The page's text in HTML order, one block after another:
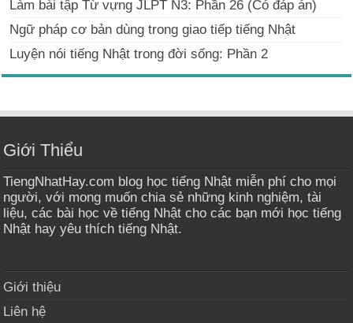
Làm bài tập Từ vựng JLPT N3: Phần 26 (Có đáp án)
Ngữ pháp cơ bản dùng trong giao tiếp tiếng Nhật
Luyện nói tiếng Nhật trong đời sống: Phần 2
Giới Thiểu
TiengNhatHay.com blog học tiếng Nhật miễn phí cho mọi
người, với mong muốn chia sẻ những kinh nghiệm, tài
liệu, các bài học về tiếng Nhật cho các bạn mới học tiếng
Nhật hay yêu thích tiếng Nhật.
Giới thiệu
Liên hệ